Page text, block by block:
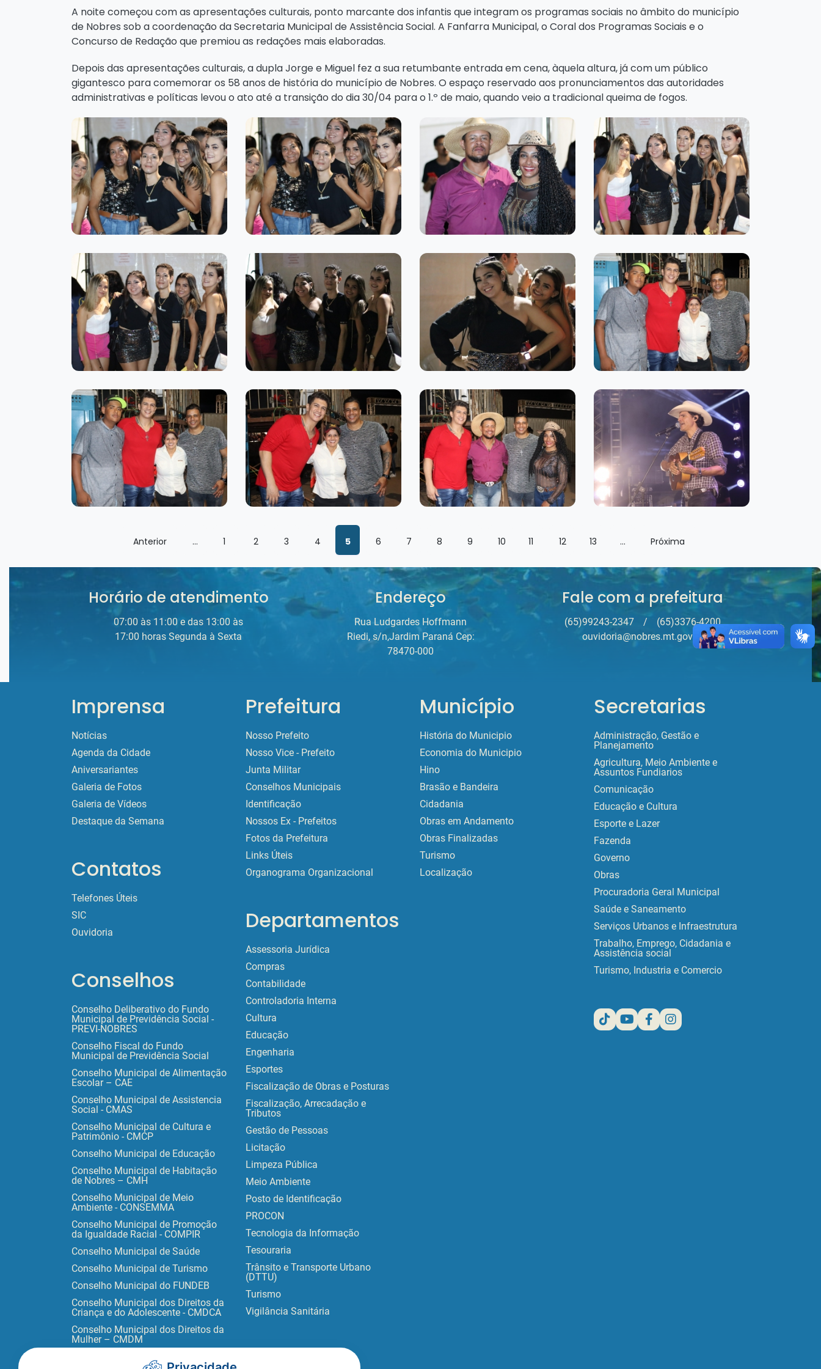
A noite começou com as apresentações culturais, ponto marcante dos infantis que integram os programas sociais no âmbito do município
de Nobres sob a coordenação da Secretaria Municipal de Assistência Social. A Fanfarra Municipal, o Coral dos Programas Sociais e o
Concurso de Redação que premiou as redações mais elaboradas.
Depois das apresentações culturais, a dupla Jorge e Miguel fez a sua retumbante entrada em cena, àquela altura, já com um público
gigantesco para comemorar os 58 anos de história do município de Nobres. O espaço reservado aos pronunciamentos das autoridades
administrativas e políticas levou o ato até a transição do dia 30/04 para o 1.º de maio, quando veio a tradicional queima de fogos.
Anterior ... 1 2 3 4 5 6 7 8 9 10 11 12 13 ... Próxima
Horário de atendimento
07:00 às 11:00 e das 13:00 às
17:00 horas Segunda à Sexta
Endereço
Rua Ludgardes Hoffmann
Riedi, s/n,Jardim Paraná Cep:
78470-000
Fale com a prefeitura
(65)99243-2347 /
(65)3376-4200
ouvidoria@nobres.mt.gov.br
Imprensa
Notícias
Agenda da Cidade
Aniversariantes
Galeria de Fotos
Galeria de Vídeos
Destaque da Semana
Contatos
Telefones Úteis
SIC
Ouvidoria
Conselhos
Conselho Deliberativo do Fundo
Municipal de Previdência Social -
PREVI-NOBRES
Conselho Fiscal do Fundo
Municipal de Previdência Social
Conselho Municipal de Alimentação
Escolar – CAE
Conselho Municipal de Assistencia
Social - CMAS
Conselho Municipal de Cultura e
Patrimônio - CMCP
Conselho Municipal de Educação
Conselho Municipal de Habitação
de Nobres – CMH
Conselho Municipal de Meio
Ambiente - CONSEMMA
Conselho Municipal de Promoção
da Igualdade Racial - COMPIR
Conselho Municipal de Saúde
Conselho Municipal de Turismo
Conselho Municipal do FUNDEB
Conselho Municipal dos Direitos da
Criança e do Adolescente - CMDCA
Conselho Municipal dos Direitos da
Mulher – CMDM
Prefeitura
Nosso Prefeito
Nosso Vice - Prefeito
Junta Militar
Conselhos Municipais
Identificação
Nossos Ex - Prefeitos
Fotos da Prefeitura
Links Úteis
Organograma Organizacional
Departamentos
Assessoria Jurídica
Compras
Contabilidade
Controladoria Interna
Cultura
Educação
Engenharia
Esportes
Fiscalização de Obras e Posturas
Fiscalização, Arrecadação e
Tributos
Gestão de Pessoas
Licitação
Limpeza Pública
Meio Ambiente
Posto de Identificação
PROCON
Tecnologia da Informação
Tesouraria
Trânsito e Transporte Urbano
(DTTU)
Turismo
Vigilância Sanitária
Município
História do Municipio
Economia do Municipio
Hino
Brasão e Bandeira
Cidadania
Obras em Andamento
Obras Finalizadas
Turismo
Localização
Secretarias
Administração, Gestão e
Planejamento
Agricultura, Meio Ambiente e
Assuntos Fundiarios
Comunicação
Educação e Cultura
Esporte e Lazer
Fazenda
Governo
Obras
Procuradoria Geral Municipal
Saúde e Saneamento
Serviços Urbanos e Infraestrutura
Trabalho, Emprego, Cidadania e
Assistência social
Turismo, Industria e Comercio